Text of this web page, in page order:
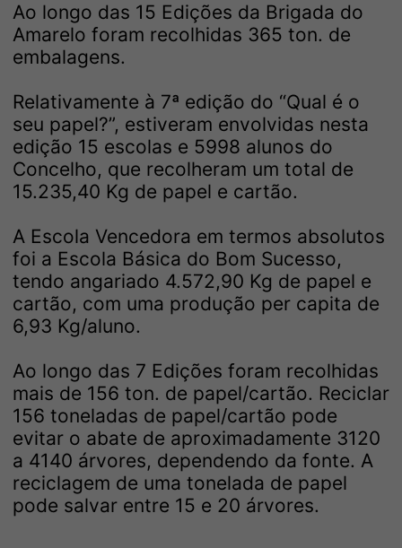
Ao longo das 15 Edições da Brigada do
Amarelo foram recolhidas 365 ton. de
embalagens.
Relativamente à 7ª edição do “Qual é o
seu papel?”, estiveram envolvidas nesta
edição 15 escolas e 5998 alunos do
Concelho, que recolheram um total de
15.235,40 Kg de papel e cartão.
A Escola Vencedora em termos absolutos
foi a Escola Básica do Bom Sucesso,
tendo angariado 4.572,90 Kg de papel e
cartão, com uma produção per capita de
6,93 Kg/aluno.
Ao longo das 7 Edições foram recolhidas
mais de 156 ton. de papel/cartão. Reciclar
156 toneladas de papel/cartão pode
evitar o abate de aproximadamente 3120
a 4140 árvores, dependendo da fonte. A
reciclagem de uma tonelada de papel
pode salvar entre 15 e 20 árvores.